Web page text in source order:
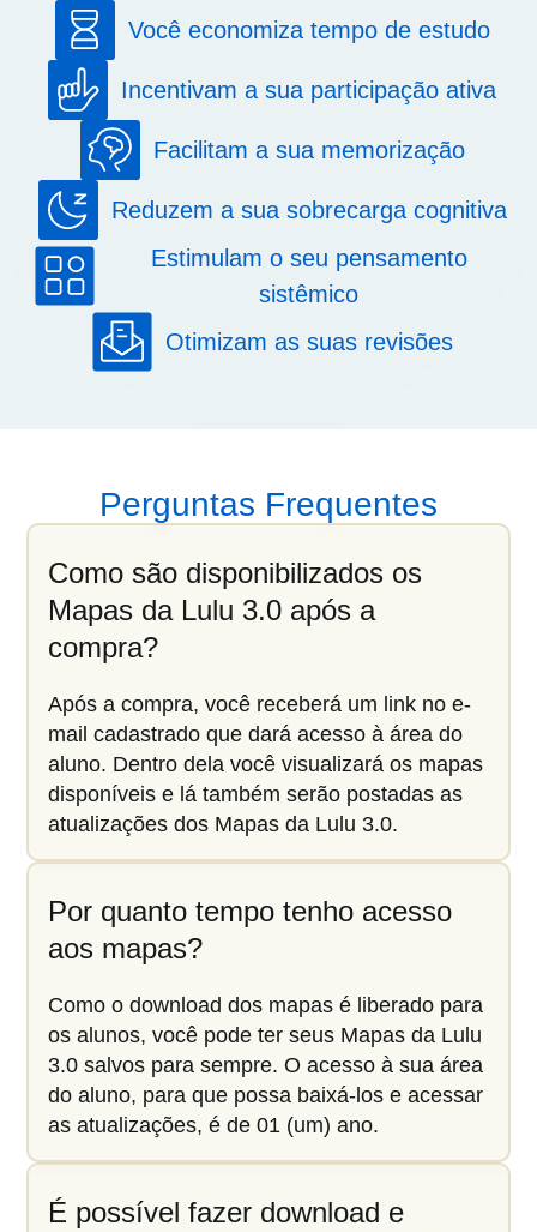
Você economiza tempo de estudo
Incentivam a sua participação ativa
Facilitam a sua memorização
Reduzem a sua sobrecarga cognitiva
Estimulam o seu pensamento
sistêmico
Otimizam as suas revisões
Perguntas Frequentes
Como são disponibilizados os
Mapas da Lulu 3.0 após a
compra?
Após a compra, você receberá um link no e-
mail cadastrado que dará acesso à área do
aluno. Dentro dela você visualizará os mapas
disponíveis e lá também serão postadas as
atualizações dos Mapas da Lulu 3.0.
Por quanto tempo tenho acesso
aos mapas?
Como o download dos mapas é liberado para
os alunos, você pode ter seus Mapas da Lulu
3.0 salvos para sempre. O acesso à sua área
do aluno, para que possa baixá-los e acessar
as atualizações, é de 01 (um) ano.
É possível fazer download e